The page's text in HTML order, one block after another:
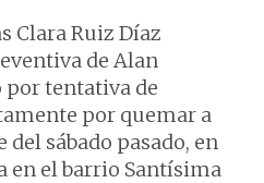
Clara Ruiz Díaz
de Alan
tentativa de
por quemar a
del sábado pasado, en
en el barrio Santísima